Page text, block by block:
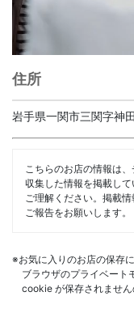
住所
岩手県一関市三関字神
こちらのお店の情報は
収集した情報を掲載し
ご理解ください。掲載
ご報告をお願いします。
※お気に入りのお店の保存に
ブラウザのプライベート
cookie が保存されません